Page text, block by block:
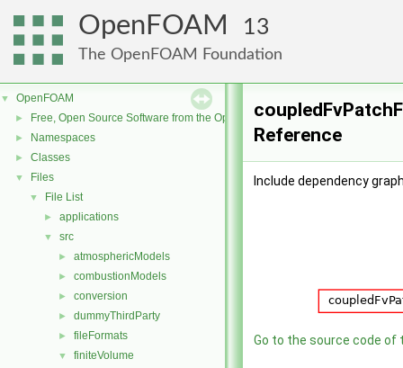
OpenFOAM 13
The OpenFOAM Foundation
▼ OpenFOAM
► Free, Open Source Software from the OpenFOAM Foundation
► Namespaces
► Classes
▼ Files
▼ File List
► applications
▼ src
► atmosphericModels
► combustionModels
► conversion
► dummyThirdParty
► fileFormats
▼ finiteVolume
Reference
Include dependency
Go to the source code of